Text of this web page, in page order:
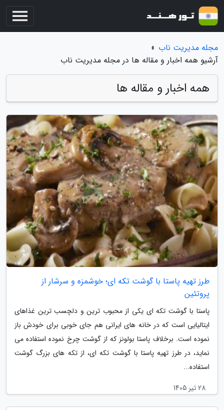
مجله مدیریت ناب »
آرشیو همه اخبار و مقاله ها در مجله مدیریت ناب
همه اخبار و مقاله ها
طرز تهیه پاستا با گوشت تکه ای؛ خوشمزه و سرشار از
پروتئین
پاستا با گوشت تکه ای یکی از محبوب ترین و دلچسب ترین غذاهای
ایتالیایی است که در خانه های ایرانی هم جای خوبی برای خودش باز
نموده است. برخلاف پاستا بولونز که از گوشت چرخ نموده استفاده می
نماید، در طرز تهیه پاستا با گوشت تکه ای، از تکه های بزرگ گوشت
استفاده...
28 تیر 1405